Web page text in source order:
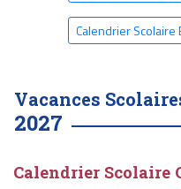
Calendrier
Vacances
2027
Calendrier Scolaire